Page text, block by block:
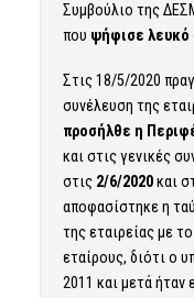
Συμβούλιο της
που ψήφισε λευκό
Στις 18/5/2020
συνέλευση της
προσήλθε η
και στις γενικές
στις 2/6/2020και
αποφασίστηκε η
της εταιρείας με
εταίρους, διότι ο
2011 και μετά ήταν